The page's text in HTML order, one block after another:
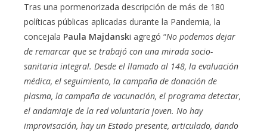
Tras una pormenorizada descripción de más de 180
políticas públicas aplicadas durante la Pandemia, la
concejala Paula Majdanski agregó “No podemos dejar
de remarcar que se trabajó con una mirada socio-
sanitaria integral. Desde el llamado al 148, la evaluación
médica, el seguimiento, la campaña de donación de
plasma, la campaña de vacunación, el programa detectar,
el andamiaje de la red voluntaria joven. No hay
improvisación, hay un Estado presente, articulado, dando